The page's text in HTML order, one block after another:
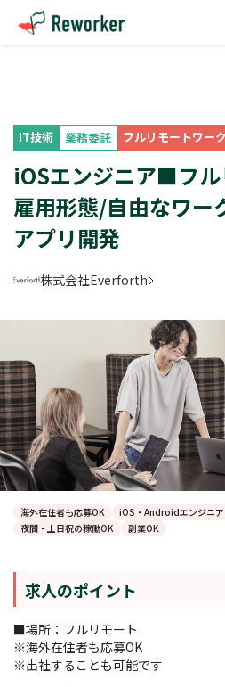
IT技術 業務委託 フルリモートワーク
iOSエンジニア■フ
雇用形態/自由なワー
アプリ開発
株式会社Everforth
海外在住者も応募OK iOS・Androidエンジニア
夜間・土日祝の稼働OK
副業OK
求人のポイント
■場所：フルリモート
※海外在住者も応募OK
※出社することも可能です